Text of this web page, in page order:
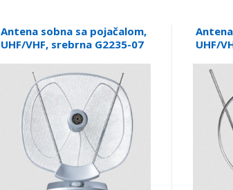
Antena sobna sa pojačalom,
UHF/VHF, srebrna G2235-07
UHF/